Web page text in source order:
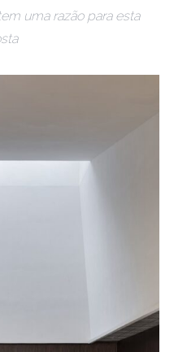
uma razão para esta